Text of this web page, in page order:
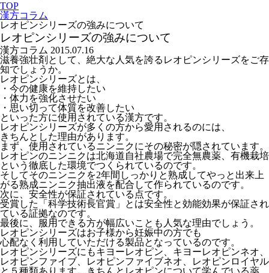
TOP
漢方コラム
レオピンシリーズの強みについて
レオピンシリーズの強みについて
漢方コラム 2015.07.16
滋養強壮剤として、絶大な人気を誇るレオピンシリーズをご存
知でしょうか。
レオピンシリーズとは、
・今の健康を維持したい
・体力を強化させたい
・思い切って体質を改善したい
といった方に使用されている漢方です。
レオピンシリーズが多くの方から愛用されるのには、
きちんとした理由があります。
まず、使用されているニンニクにその秘密が隠されています。
レオピンのニンニクは北海道自社農場で完全無農薬、有機栽培
という徹底した環境でつくられているのです。
そしてそのニンニクを2年間しっかりと熟成してやっと出来上
がる熟成ニンニク抽出液を配合して作られているのです。
次に、安全性が保証されている点です。
受賞した「科学技術長官賞」とは安全性と効能効果が保証され
ている証拠なのです。
最後に、服用できる方が幅広いことも人気な理由でしょう。
レオピンシリーズはお子様から妊娠中の方でも
心配なく利用していただける製品となっているのです。
レオピンシリーズにもキヨーレオピン、キヨーレオピンネオ、
レオピンファイブ、レオピンファイブネオ、レオピンロイヤル
と５種類あります。きちんとレオピンについて学んでいる薬